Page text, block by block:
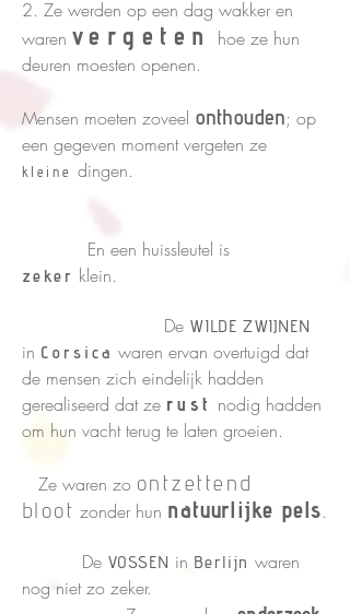
2. Ze werden op een dag wakker en
waren vergeten
hoe ze hun
deuren moesten openen.
Mensen moeten zoveel onthouden; op
een gegeven moment vergeten ze
kleine dingen.
En een huissleutel is
zeker klein.
De WILDE ZWIJNEN
in Corsica waren ervan overtuigd dat
de mensen zich eindelijk hadden
gerealiseerd dat ze rust nodig hadden
om hun vacht terug te laten groeien.
Ze waren zo ontzettend
bloot zonder hun natuurlijke pels.
De VOSSEN in Berlijn waren
nog niet zo zeker.